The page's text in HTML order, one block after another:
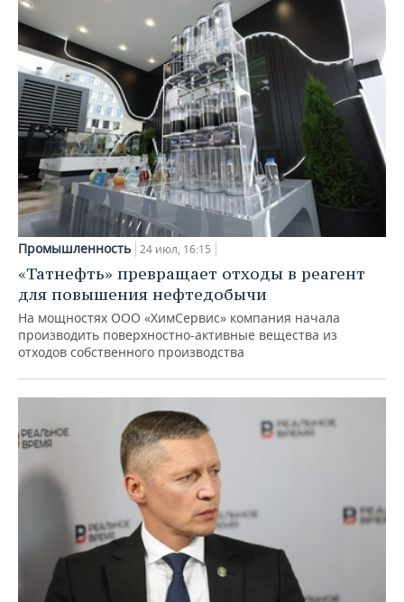
Промышленность 24 июл, 16:15
«Татнефть» превращает отходы в реагент
для повышения нефтедобычи
На мощностях ООО «ХимСервис» компания начала
производить поверхностно-активные вещества из
отходов собственного производства